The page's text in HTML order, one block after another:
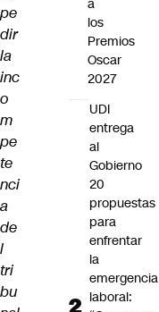
pe
dir
la
inc
o
m
pe
te
nci
a
de
l
tri
bu
a
los
Premios
Oscar
2027
UDI
entrega
al
Gobierno
20
propuestas
para
enfrentar
la
emergencia
laboral: